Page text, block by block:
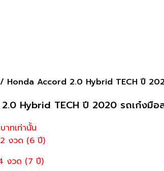
/ Honda Accord 2.0 Hybrid TECH ปี
Hybrid TECH ปี 2020 รถเก๋งมือ
าทเท่านั้น
งวด (6 ปี)
งวด (7 ปี)